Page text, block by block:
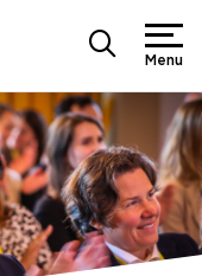
Menu